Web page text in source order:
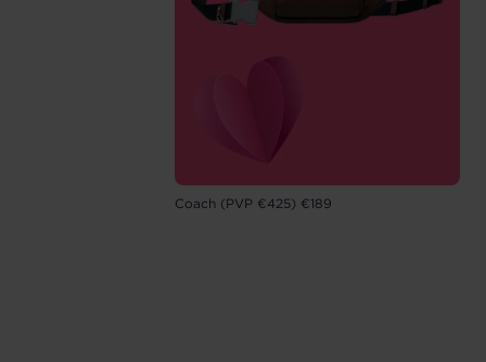
Coach (PVP €425) €189